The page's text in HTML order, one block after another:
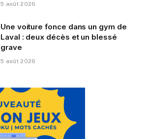
5 août 2026
Une voiture fonce dans un gym de
Laval : deux décès et un blessé
grave
5 août 2026